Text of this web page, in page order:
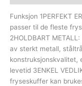
Funksjon 1PERFEKT
passer til de fleste
2HOLDBART
av sterkt metall,
konstruksjonskvalitet,
levetid 3ENKEL
fryseskuffer kan